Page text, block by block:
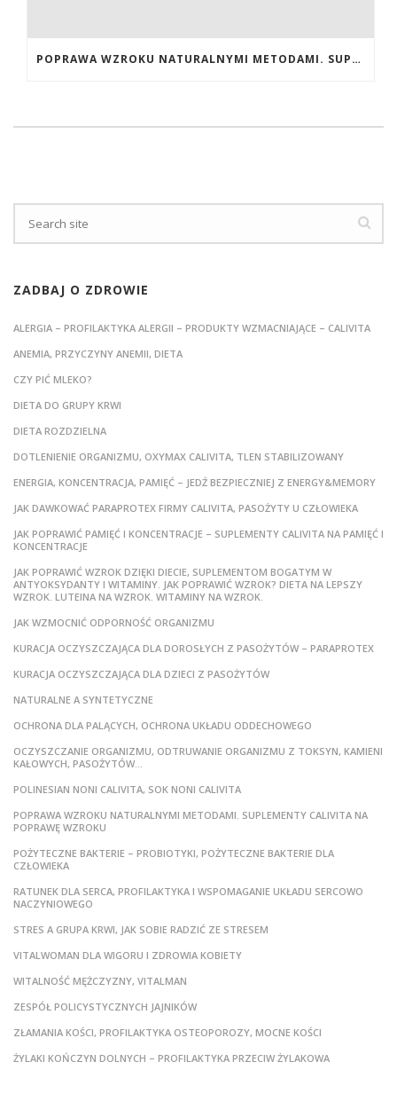
POPRAWA WZROKU NATURALNYMI METODAMI. SUPLEMENTY CALIVITA NA POPRAWĘ WZROKU
ZADBAJ O ZDROWIE
ALERGIA – PROFILAKTYKA ALERGII – PRODUKTY WZMACNIAJĄCE – CALIVITA
ANEMIA, PRZYCZYNY ANEMII, DIETA
CZY PIĆ MLEKO?
DIETA DO GRUPY KRWI
DIETA ROZDZIELNA
DOTLENIENIE ORGANIZMU, OXYMAX CALIVITA, TLEN STABILIZOWANY
ENERGIA, KONCENTRACJA, PAMIĘĆ – JEDŹ BEZPIECZNIEJ Z ENERGY&MEMORY
JAK DAWKOWAĆ PARAPROTEX FIRMY CALIVITA, PASOŻYTY U CZŁOWIEKA
JAK POPRAWIĆ PAMIĘĆ I KONCENTRACJE – SUPLEMENTY CALIVITA NA PAMIĘĆ I
KONCENTRACJE
JAK POPRAWIĆ WZROK DZIĘKI DIECIE, SUPLEMENTOM BOGATYM W
ANTYOKSYDANTY I WITAMINY. JAK POPRAWIĆ WZROK? DIETA NA LEPSZY
WZROK. LUTEINA NA WZROK. WITAMINY NA WZROK.
JAK WZMOCNIĆ ODPORNOŚĆ ORGANIZMU
KURACJA OCZYSZCZAJĄCA DLA DOROSŁYCH Z PASOŻYTÓW – PARAPROTEX
KURACJA OCZYSZCZAJĄCA DLA DZIECI Z PASOŻYTÓW
NATURALNE A SYNTETYCZNE
OCHRONA DLA PALĄCYCH, OCHRONA UKŁADU ODDECHOWEGO
OCZYSZCZANIE ORGANIZMU, ODTRUWANIE ORGANIZMU Z TOKSYN, KAMIENI
KAŁOWYCH, PASOŻYTÓW…
POLINESIAN NONI CALIVITA, SOK NONI CALIVITA
POPRAWA WZROKU NATURALNYMI METODAMI. SUPLEMENTY CALIVITA NA
POPRAWĘ WZROKU
POŻYTECZNE BAKTERIE – PROBIOTYKI, POŻYTECZNE BAKTERIE DLA
CZŁOWIEKA
RATUNEK DLA SERCA, PROFILAKTYKA I WSPOMAGANIE UKŁADU SERCOWO
NACZYNIOWEGO
STRES A GRUPA KRWI, JAK SOBIE RADZIĆ ZE STRESEM
VITALWOMAN DLA WIGORU I ZDROWIA KOBIETY
WITALNOŚĆ MĘŻCZYZNY, VITALMAN
ZESPÓŁ POLICYSTYCZNYCH JAJNIKÓW
ZŁAMANIA KOŚCI, PROFILAKTYKA OSTEOPOROZY, MOCNE KOŚCI
ŻYLAKI KOŃCZYN DOLNYCH – PROFILAKTYKA PRZECIW ŻYLAKOWA